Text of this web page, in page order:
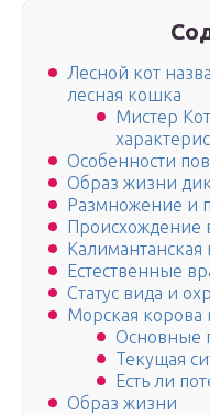
Лесной кот
лесная кошка
Мистер
Особенности
Образ жизни
Размножение и
Происхождение
Калимантанская
Естественные
Статус вида и
Морская корова
Основные
Текущая
Есть ли
Образ жизни